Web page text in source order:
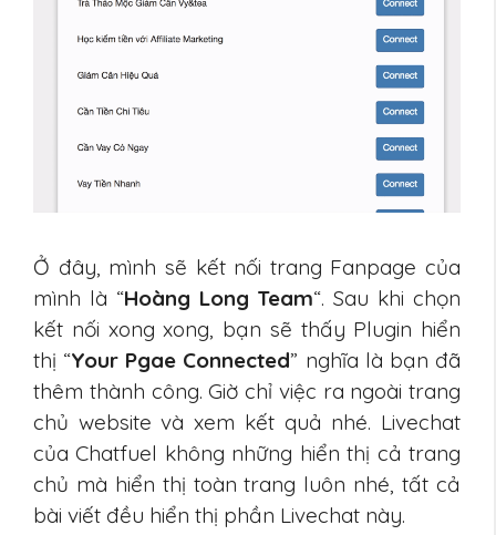
Ở đây, mình sẽ kết nối trang Fanpage của
mình là “Hoàng Long Team“. Sau khi chọn
kết nối xong xong, bạn sẽ thấy Plugin hiển
thị “Your Pgae Connected” nghĩa là bạn đã
thêm thành công. Giờ chỉ việc ra ngoài trang
chủ website và xem kết quả nhé. Livechat
của Chatfuel không những hiển thị cả trang
chủ mà hiển thị toàn trang luôn nhé, tất cả
bài viết đều hiển thị phần Livechat này.